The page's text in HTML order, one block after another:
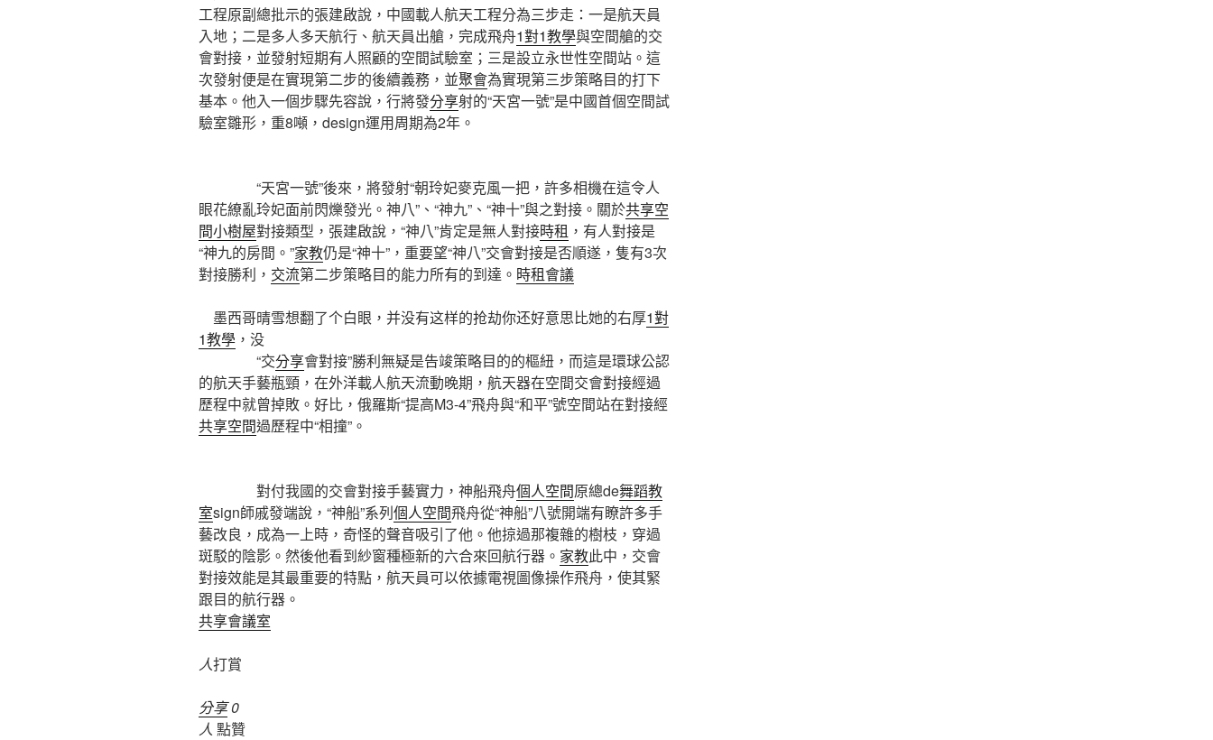
工程原副總批示的張建啟說，中國載人航天工程分為三步走：一是航天員
入地；二是多人多天航行、航天員出艙，完成飛舟1對1教學與空間艙的交
會對接，並發射短期有人照顧的空間試驗室；三是設立永世性空間站。這
次發射便是在實現第二步的後續義務，並聚會為實現第三步策略目的打下
基本。他入一個步驟先容說，行將發分享射的“天宮一號”是中國首個空間試
驗室雛形，重8噸，design運用周期為2年。
“天宮一號”後來，將發射“朝玲妃麥克風一把，許多相機在這令人
眼花繚亂玲妃面前閃爍發光。神八”、“神九”、“神十”與之對接。關於共享空
間小樹屋對接類型，張建啟說，“神八”肯定是無人對接時租 ，有人對接是
“神九的房間。”家教仍是“神十”，重要望“神八”交會對接是否順遂，隻有3次
對接勝利， 交流第二步策略目的能力所有的到達。 時租會議
墨西哥晴雪想翻了个白眼，并没有这样的抢劫你还好意思比她的右厚1對
1教學 ，没
“交分享會對接”勝利無疑是告竣策略目的的樞紐，而這是環球公認
的航天手藝瓶頸，在外洋載人航天流動晚期，航天器在空間交會對接經過
歷程中就曾掉敗。好比，俄羅斯“提高M3-4”飛舟與“和平”號空間站在對接經
共享空間過歷程中“相撞”。
對付我國的交會對接手藝實力，神船飛舟個人空間原總de舞蹈教
室sign師戚發端說，“神船”系列個人空間飛舟從“神船”八號開端有瞭許多手
藝改良，成為一上時，奇怪的聲音吸引了他。他掠過那複雜的樹枝，穿過
斑駁的陰影。然後他看到紗窗種極新的六合來回航行器。 家教此中，交會
對接效能是其最重要的特點，航天員可以依據電視圖像操作飛舟，使其緊
跟目的航行器。
共享會議室
人打賞
分享0
人 點贊